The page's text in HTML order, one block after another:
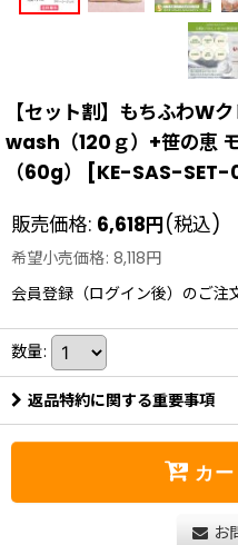
【セット割】もちふわW
wash（120ｇ）+笹の恵
（60g）
[KE-SAS-SET-
販売価格: 6,618円(税込)
希望小売価格: 8,118円
会員登録（ログイン後）のご注
数量:
返品特約に関する重要事項
カ
お